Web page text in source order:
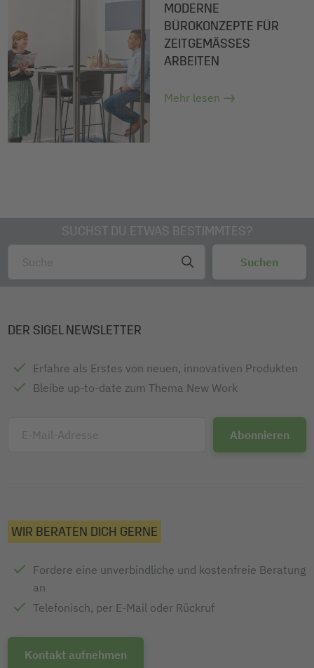
MODERNE
BÜROKONZEPTE FÜR
ZEITGEMÄSSES A
RBEITEN
Mehr lesen
SUCHST DU ETWAS BESTIMMTES?
DER SIGEL NEWSLETTER
Erfahre als Erstes von neuen, innovativen Produkten
Bleibe up-to-date zum Thema New Work
E-Mail-Adresse
WIR BERATEN DICH GERNE
Fordere eine unverbindliche und kostenfreie Beratung
an
Telefonisch, per E-Mail oder Rückruf
Kontakt aufnehmen